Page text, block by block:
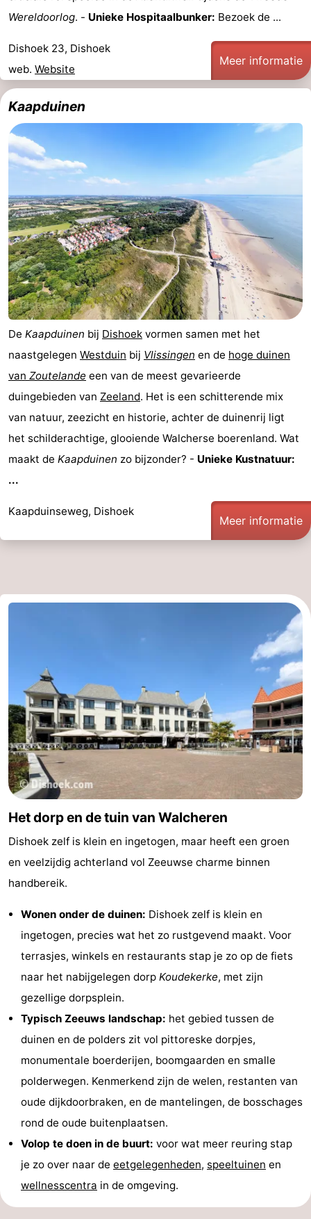
Wereldoorlog. - Unieke Hospitaalbunker: Bezoek de ...
Dishoek 23, Dishoek
web. Website
Meer informatie
Kaapduinen
De Kaapduinen bij Dishoek vormen samen met het
naastgelegen Westduin bij Vlissingen en de hoge duinen
van Zoutelande een van de meest gevarieerde
duingebieden van Zeeland. Het is een schitterende mix
van natuur, zeezicht en historie, achter de duinenrij ligt
het schilderachtige, glooiende Walcherse boerenland. Wat
maakt de Kaapduinen zo bijzonder? - Unieke Kustnatuur:
...
Kaapduinseweg, Dishoek
Meer informatie
Het dorp en de tuin van Walcheren
Dishoek zelf is klein en ingetogen, maar heeft een groen
en veelzijdig achterland vol Zeeuwse charme binnen
handbereik.
Wonen onder de duinen: Dishoek zelf is klein en
ingetogen, precies wat het zo rustgevend maakt. Voor
terrasjes, winkels en restaurants stap je zo op de fiets
naar het nabijgelegen dorp Koudekerke, met zijn
gezellige dorpsplein.
Typisch Zeeuws landschap: het gebied tussen de
duinen en de polders zit vol pittoreske dorpjes,
monumentale boerderijen, boomgaarden en smalle
polderwegen. Kenmerkend zijn de welen, restanten van
oude dijkdoorbraken, en de mantelingen, de bosschages
rond de oude buitenplaatsen.
Volop te doen in de buurt: voor wat meer reuring stap
je zo over naar de eetgelegenheden, speeltuinen en
wellnesscentra in de omgeving.